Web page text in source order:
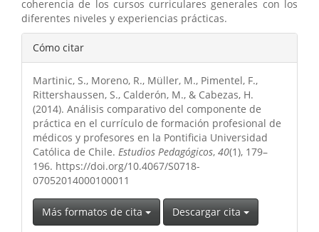
coherencia de los cursos curriculares generales con los
diferentes niveles y experiencias prácticas.
Detalles
del
artículo
Cómo citar
Martinic, S., Moreno, R., Müller, M., Pimentel, F.,
Rittershaussen, S., Calderón, M., & Cabezas, H.
(2014). Análisis comparativo del componente de
práctica en el currículo de formación profesional de
médicos y profesores en la Pontificia Universidad
Católica de Chile. Estudios Pedagógicos, 40(1), 179–
196. https://doi.org/10.4067/S0718-
07052014000100011
Más formatos de cita Descargar cita